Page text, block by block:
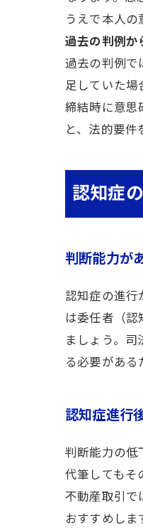
うえで本人
過去の判例か
過去の判例
足していた
締結時に意思
と、法的要件
認知症
判断能力が
認知症の進
は委任者（
ましょう。
る必要があ
認知症進行
判断能力の
代筆してもそ
不動産取引で
おすすめしま